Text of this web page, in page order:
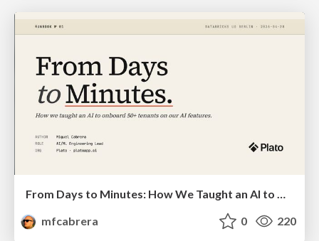
From Days to Minutes: How We Taught an AI to Onboard 50+ Tenants on our AI Features
mfcabrera
0 220